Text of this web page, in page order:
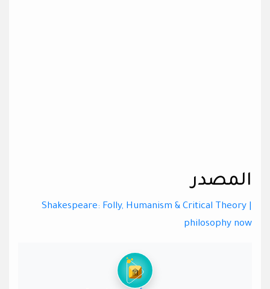
المصدر
Shakespeare: Folly, Humanism & Critical Theory |
philosophy now